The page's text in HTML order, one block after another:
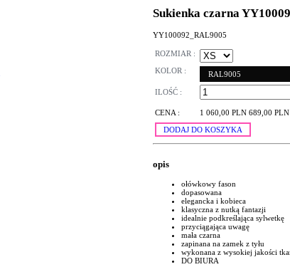
Sukienka czarna
YY100092_RAL9005
ROZMIAR :
KOLOR :
RAL9005
ILOŚĆ :
CENA : 1 060,00 PLN 689,00 PLN
DODAJ DO KOSZYKA
opis
ołówkowy fason
dopasowana
elegancka i kobieca
klasyczna z nutką fantazji
idealnie podkreślająca sylwetkę
przyciągająca uwagę
mała czarna
zapinana na zamek z tyłu
wykonana z wysokiej jakości
DO BIURA